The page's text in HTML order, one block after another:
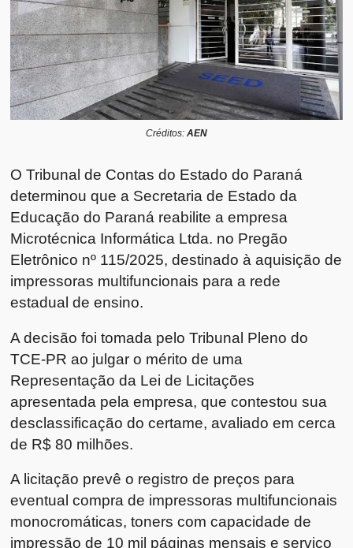
Créditos: AEN
O Tribunal de Contas do Estado do Paraná
determinou que a Secretaria de Estado da
Educação do Paraná reabilite a empresa
Microtécnica Informática Ltda. no Pregão
Eletrônico nº 115/2025, destinado à aquisição de
impressoras multifuncionais para a rede
estadual de ensino.
A decisão foi tomada pelo Tribunal Pleno do
TCE-PR ao julgar o mérito de uma
Representação da Lei de Licitações
apresentada pela empresa, que contestou sua
desclassificação do certame, avaliado em cerca
de R$ 80 milhões.
A licitação prevê o registro de preços para
eventual compra de impressoras multifuncionais
monocromáticas, toners com capacidade de
impressão de 10 mil páginas mensais e serviço